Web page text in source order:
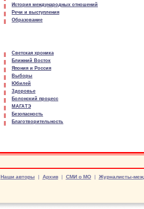
История международных отношений
Речи и выступления
Образование
Светская хроника
Ближний Восток
Япония и Россия
Выборы
Юбилей
Здоровье
Болонский процесс
МАГАТЭ
Безопасность
Благотворительность
Наши авторы | Архив| СМИ о МО| Журналисты-